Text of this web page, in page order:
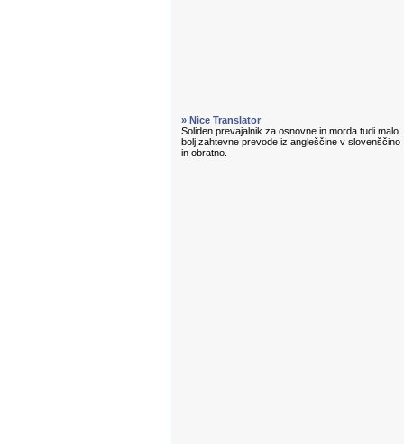
» Nice Translator
Soliden prevajalnik za osnovne in morda tudi malo
bolj zahtevne prevode iz angleščine v slovenščino
in obratno.